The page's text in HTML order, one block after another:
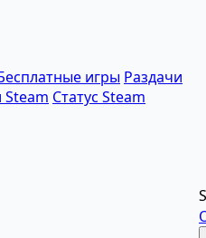
игры Раздачи
Статус Steam